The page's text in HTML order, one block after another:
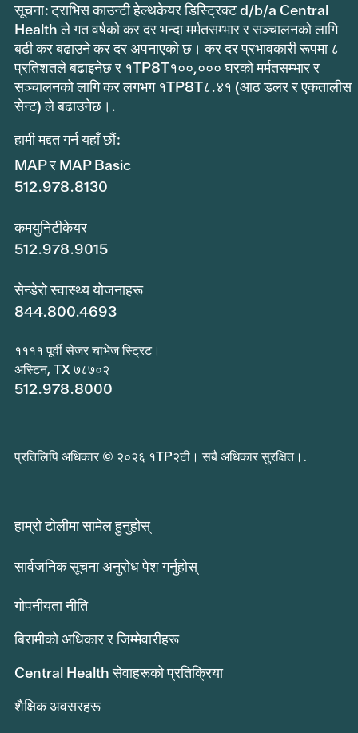
सूचना: ट्राभिस काउन्टी हेल्थकेयर डिस्ट्रिक्ट d/b/a Central
Health ले गत वर्षको कर दर भन्दा मर्मतसम्भार र सञ्चालनको लागि
बढी कर बढाउने कर दर अपनाएको छ। कर दर प्रभावकारी रूपमा ८
प्रतिशतले बढाइनेछ र १TP8T१००,००० घरको मर्मतसम्भार र
सञ्चालनको लागि कर लगभग १TP8T८.४१ (आठ डलर र एकतालीस
सेन्ट) ले बढाउनेछ।.
हामी मद्दत गर्न यहाँ छौं:
MAP र MAP Basic
512.978.8130
कमयुनिटीकेयर
512.978.9015
सेन्डेरो स्वास्थ्य योजनाहरू
844.800.4693
११११ पूर्वी सेजर चाभेज स्ट्रिट।
अस्टिन, TX ७८७०२
512.978.8000
प्रतिलिपि अधिकार © २०२६ १TP२टी। सबै अधिकार सुरक्षित।.
हाम्रो टोलीमा सामेल हुनुहोस्
सार्वजनिक सूचना अनुरोध पेश गर्नुहोस्
गोपनीयता नीति
बिरामीको अधिकार र जिम्मेवारीहरू
Central Health सेवाहरूको प्रतिक्रिया
शैक्षिक अवसरहरू